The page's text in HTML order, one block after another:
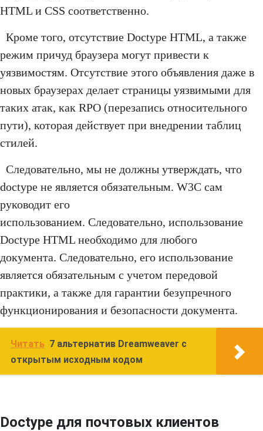
HTML и CSS соответственно.
Кроме того, отсутствие Doctype HTML, а также
режим причуд браузера могут привести к
уязвимостям. Отсутствие этого объявления даже в
новых браузерах делает страницы уязвимыми для
таких атак, как RPO (перезапись относительного
пути), которая действует при внедрении таблиц
стилей.
Следовательно, мы не должны утверждать, что
doctype не является обязательным. W3C сам
руководит его
использованием. Следовательно, использование
Doctype HTML необходимо для любого
документа. Следовательно, его использование
является обязательным с учетом передовой
практики, а также для гарантии безупречного
функционирования и безопасности документа.
Читать 7 альтернатив Dreamweaver с
открытым исходным кодом
Doctype для почтовых клиентов